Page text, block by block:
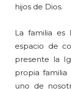
hijos de Dios.
La familia es
espacio de
presente la
propia
uno de